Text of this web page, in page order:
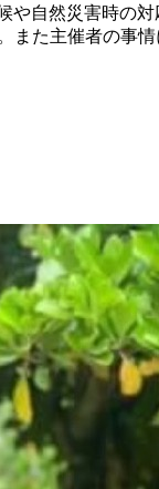
や自然災害時の
また主催者の事